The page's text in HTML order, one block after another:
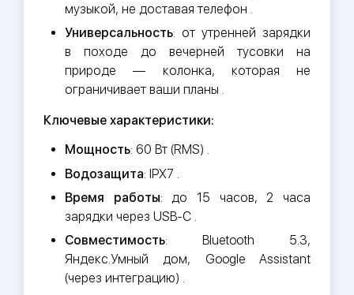
музыкой, не доставая телефон .
Универсальность: от утренней зарядки
в походе до вечерней тусовки на
природе — колонка, которая не
ограничивает ваши планы .
Ключевые характеристики:
Мощность: 60 Вт (RMS) .
Водозащита: IPX7 .
Время работы: до 15 часов, 2 часа
зарядки через USB-C .
Совместимость: Bluetooth 5.3,
Яндекс.Умный дом, Google Assistant
(через интеграцию) .